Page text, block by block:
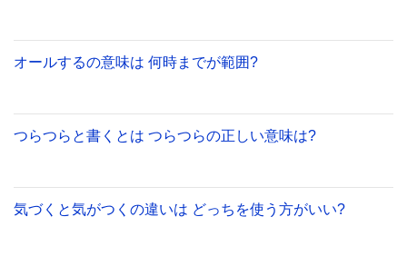
オールするの意味は 何時までが範囲?
つらつらと書くとは つらつらの正しい意味は?
気づくと気がつくの違いは どっちを使う方がいい?